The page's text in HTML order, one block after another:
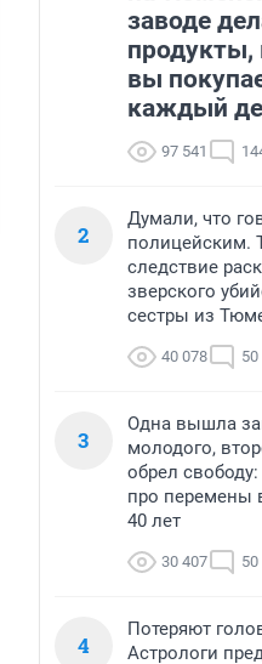
заводе
продукты,
вы
каждый
97 541
2
Думали, что
полицейским.
следствие
зверского
сестры из
40 078 50
3
Одна вышла
молодого,
обрел
про перемены
40 лет
30 407 50
4
Потеряют
Астрологи